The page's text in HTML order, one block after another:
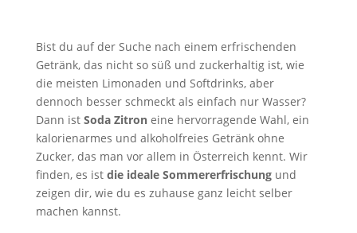
Bist du auf der Suche nach einem erfrischenden
Getränk, das nicht so süß und zuckerhaltig ist, wie
die meisten Limonaden und Softdrinks, aber
dennoch besser schmeckt als einfach nur Wasser?
Dann ist Soda Zitroneine hervorragende Wahl, ein
kalorienarmes und alkoholfreies Getränk ohne
Zucker, das man vor allem in Österreich kennt. Wir
finden, es ist die ideale Sommererfrischungund
zeigen dir, wie du es zuhause ganz leicht selber
machen kannst.